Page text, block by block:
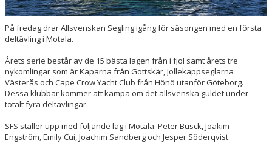
FÖRETAGSKAMPEN
På fredag drar Allsvenskan Segling igång för säsongen med en första
deltävling i Motala.
Årets serie består av de 15 bästa lagen från i fjol samt årets tre
nykomlingar som är Kaparna från Gottskär, Jollekappseglarna
Västerås och Cape Crow Yacht Club från Hönö utanför Göteborg.
Dessa klubbar kommer att kämpa om det allsvenska guldet under
totalt fyra deltävlingar.
SFS ställer upp med följande lag i Motala: Peter Busck, Joakim
Engström, Emily Cui, Joachim Sandberg och Jesper Söderqvist.